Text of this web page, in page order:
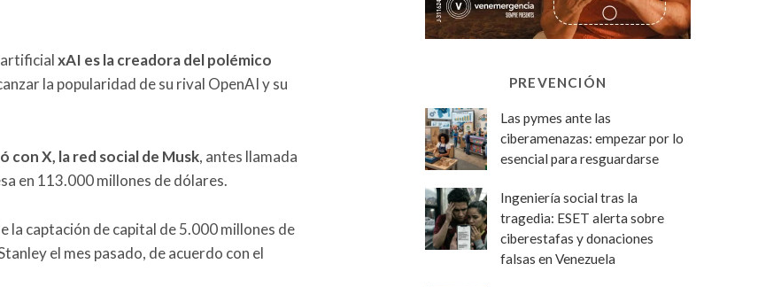
xAI es la creadora del polémico
la popularidad de su rival OpenAI y su
con X, la red social de Musk, antes llamada
en 113.000 millones de dólares.
la captación de capital de 5.000 millones de
el mes pasado, de acuerdo con el
PREVENCIÓN
Las pymes ante las
ciberamenazas: empezar por lo
esencial para resguardarse
Ingeniería social tras la
tragedia: ESET alerta sobre
ciberestafas y donaciones
falsas en Venezuela